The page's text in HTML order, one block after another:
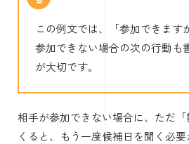
この例文では、「参加できます
参加できない場合の次の行動も
が大切です。
相手が参加できない場合に、ただ
くると、もう一度候補日を聞く必